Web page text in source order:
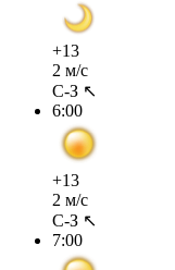
+13
2 м/с
С-З ↖
6:00
+13
2 м/с
С-З ↖
7:00